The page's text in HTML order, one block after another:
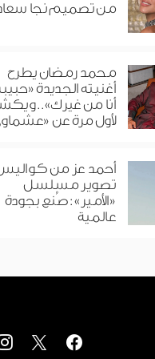
من تصميم نجا
محمد رمضان يطرح
أغنيته الجديدة
أنا من غيرك»..
لأول مرة عن
أحمد عز من
تصوير مسلسل
«الأمير»: صُنع بجودة
عالمية